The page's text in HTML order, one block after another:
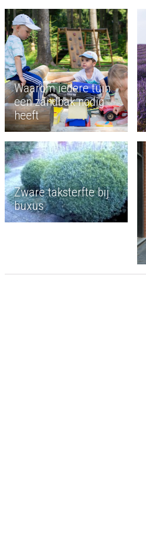
Waarom iedere tuin
een zandbak nodig
heeft
Zware taksterfte bij
buxus